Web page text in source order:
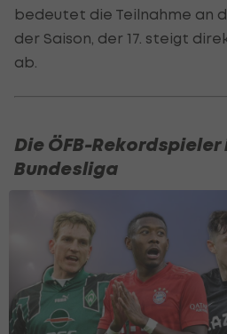
bedeutet die Teilnahme an
der Saison, der 17. steigt
ab.
Die ÖFB-
Bundesliga